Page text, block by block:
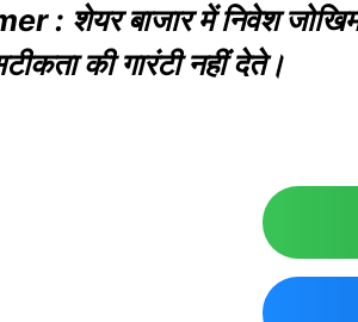
: शेयर बाजार में निवेश
की गारंटी नहीं देते।